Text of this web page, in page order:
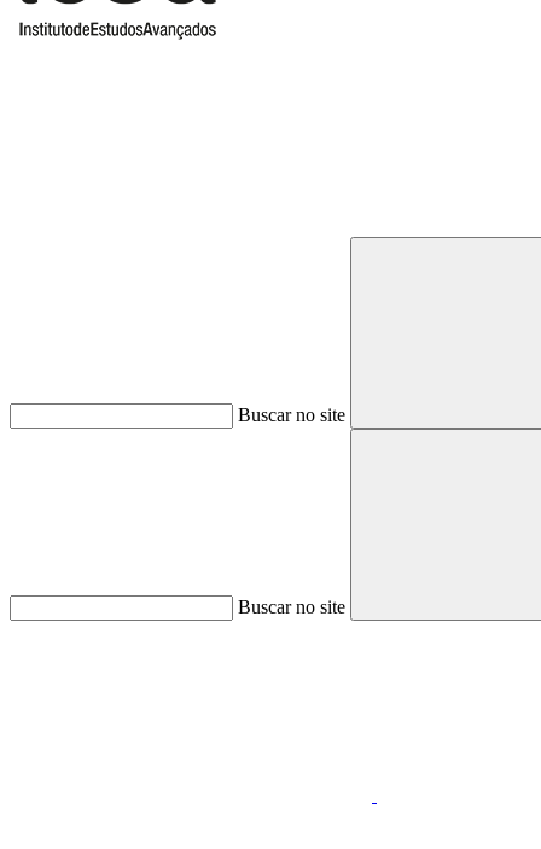
Buscar no site
Buscar no site